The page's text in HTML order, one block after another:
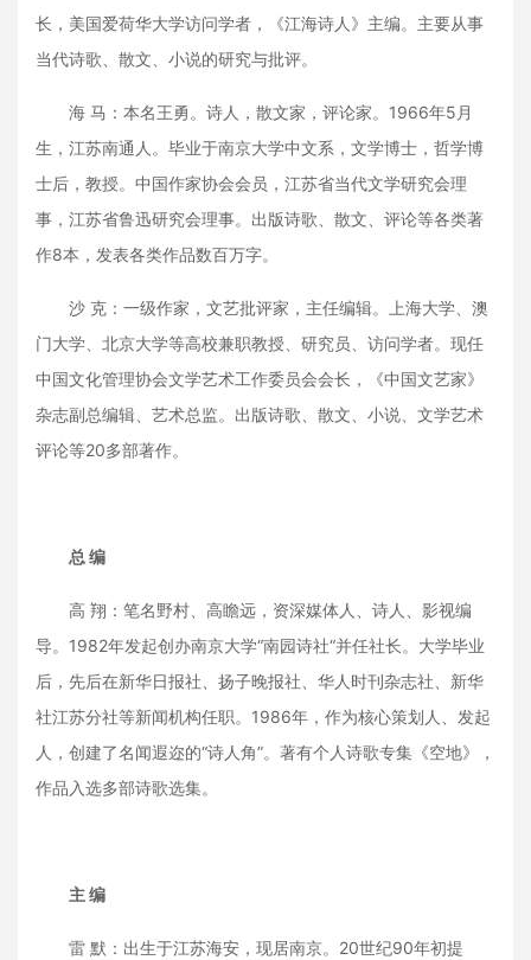
长，美国爱荷华大学访问学者，《江海诗人》主编。主要从事
当代诗歌、散文、小说的研究与批评。
海 马：本名王勇。诗人，散文家，评论家。1966年5月
生，江苏南通人。毕业于南京大学中文系，文学博士，哲学博
士后，教授。中国作家协会会员，江苏省当代文学研究会理
事，江苏省鲁迅研究会理事。出版诗歌、散文、评论等各类著
作8本，发表各类作品数百万字。
沙 克：一级作家，文艺批评家，主任编辑。上海大学、澳
门大学、北京大学等高校兼职教授、研究员、访问学者。现任
中国文化管理协会文学艺术工作委员会会长，《中国文艺家》
杂志副总编辑、艺术总监。出版诗歌、散文、小说、文学艺术
评论等20多部著作。
总 编
高 翔：笔名野村、高瞻远，资深媒体人、诗人、影视编
导。1982年发起创办南京大学“南园诗社“并任社长。大学毕业
后，先后在新华日报社、扬子晚报社、华人时刊杂志社、新华
社江苏分社等新闻机构任职。1986年，作为核心策划人、发起
人，创建了名闻遐迩的“诗人角”。著有个人诗歌专集《空地》，
作品入选多部诗歌选集。
主 编
雷 默：出生于江苏海安，现居南京。20世纪90年初提